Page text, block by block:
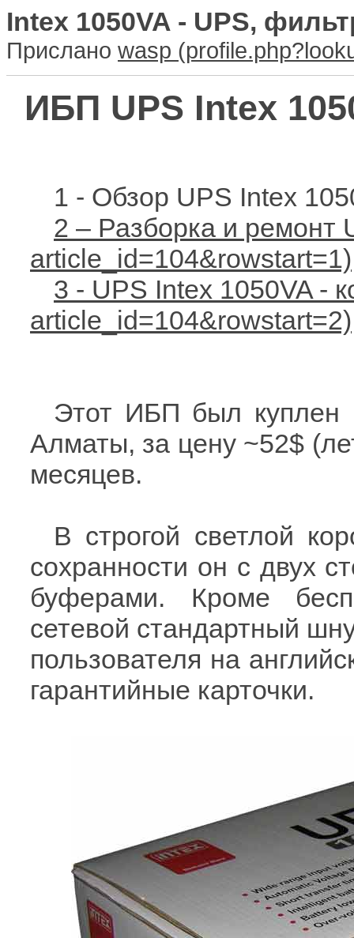
Intex 1050VA - UPS,
Прислано wasp
ИБП UPS Intex
1 - Обзор UPS Intex
2 – Разборка и ремонт
3 - UPS Intex 1050VA -
Этот ИБП был куплен
Алматы, за цену ~52$
месяцев.
В строгой светлой
сохранности он с двух
буферами. Кроме
сетевой стандартный
пользователя на
гарантийные карточки.